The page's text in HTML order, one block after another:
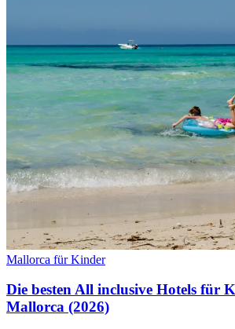
Mallorca für Kinder
Die besten All inclusive Hotels für
Mallorca (2026)